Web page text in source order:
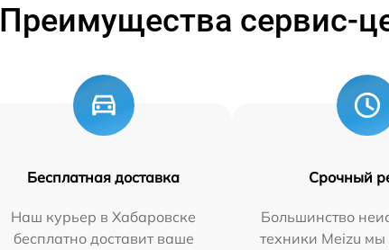
Преимущества сервис-
Бесплатная доставка
Наш курьер в Хабаровске
бесплатно доставит ваше
Срочный
Большинство
техники Meizu мы